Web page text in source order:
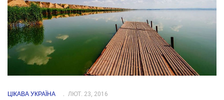
ЦІКАВА УКРАЇНА ЛЮТ. 23, 2016